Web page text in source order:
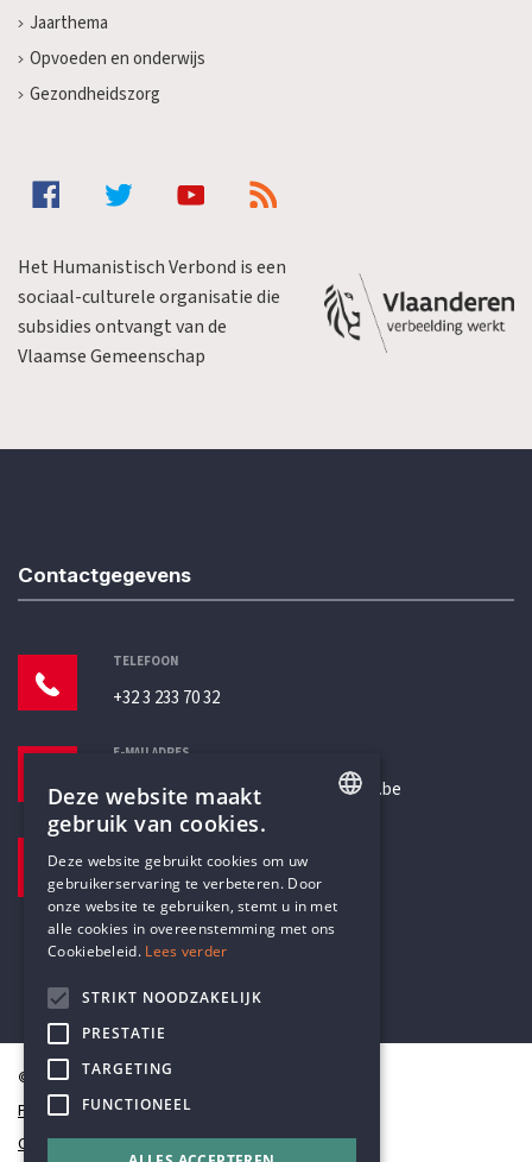
Jaarthema
Opvoeden en onderwijs
Gezondheidszorg
Het Humanistisch Verbond is een
sociaal-culturele organisatie die
subsidies ontvangt van de
Vlaamse Gemeenschap
Contactgegevens
TELEFOON
+32 3 233 70 32
E-MAILADRES
secretariaat@humanistischverbond.be
Pottenbrug 4
Antwerpen, 2000
© Humanistisch Verbond 2026
Privacy
Cookiestatement
DUTCH
Deze website maakt
gebruik van cookies.
Deze website gebruikt cookies om uw
gebruikerservaring te verbeteren. Door
onze website te gebruiken, stemt u in met
alle cookies in overeenstemming met ons
Cookiebeleid. Lees verder
STRIKT NOODZAKELIJK
PRESTATIE
TARGETING
FUNCTIONEEL